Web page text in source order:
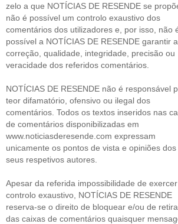
zelo a que NOTÍCIAS DE RESENDE se
não é possível um controlo exaustivo dos
comentários dos utilizadores e, por isso, não
possível a NOTÍCIAS DE RESENDE garantir a
correção, qualidade, integridade, precisão ou
veracidade dos referidos comentários.
NOTÍCIAS DE RESENDE não é responsável
teor difamatório, ofensivo ou ilegal dos
comentários. Todos os textos inseridos nas
de comentários disponibilizadas em
www.noticiasderesende.com expressam
unicamente os pontos de vista e opiniões dos
seus respetivos autores.
Apesar da referida impossibilidade de
controlo exaustivo, NOTÍCIAS DE RESENDE
reserva-se o direito de bloquear e/ou de
das caixas de comentários quaisquer